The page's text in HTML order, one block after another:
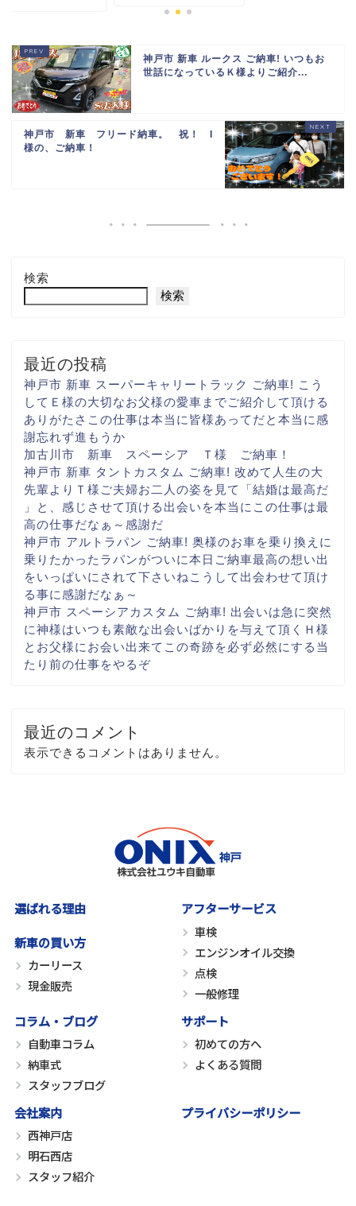
神戸市 新車 ルークス ご納車! いつもお
世話になっているＫ様よりご紹介...
神戸市 新車 フリード納車。 祝！ I
様の、ご納車！
検索
検索
最近の投稿
神戸市 新車 スーパーキャリートラック ご納車! こう
して Ｅ様の大切なお父様の愛車までご紹介して頂ける
ありがたさ この仕事は本当に 皆様あってだと 本当に感
謝忘れず進もうか
加古川市 新車 スペーシア Ｔ様 ご納車！
神戸市 新車 タントカスタム ご納車! 改めて人生の大
先輩より Ｔ様ご夫婦お二人の姿を見て
「結婚は最高だ
」と、感じさせて頂ける出会いを本当にこの仕事は最
高の仕事だなぁ～ 感謝だ
神戸市 アルトラパン ご納車! 奥様のお車を乗り換えに
乗りたかったラパンがついに本日ご納車最高の想い出
をいっぱいに されて下さいね こうして出会わせて頂け
る事に感謝だなぁ～
神戸市 スペーシアカスタム ご納車! 出会いは急に 突然
に神様はいつも素敵な出会いばかりを与えて頂く Ｈ様
とお父様にお会い出来て この奇跡を必ず必然にする当
たり前の仕事をやるぞ
最近のコメント
表示できるコメントはありません。
選ばれる理由
新車の買い方
カーリース
現金販売
アフターサービス
車検
エンジンオイル交換
点検
一般修理
コラム・ブログ
自動車コラム
納車式
スタッフブログ
サポート
初めての方へ
よくある質問
会社案内
西神戸店
明石西店
スタッフ紹介
プライバシーポリシー